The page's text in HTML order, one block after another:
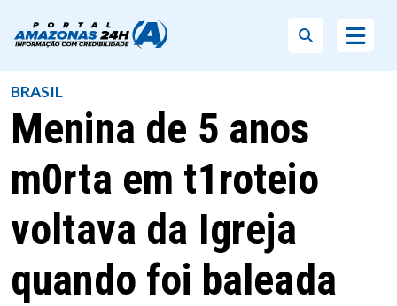
BRASIL
Menina de 5 anos
m0rta em t1roteio
voltava da Igreja
quando foi baleada